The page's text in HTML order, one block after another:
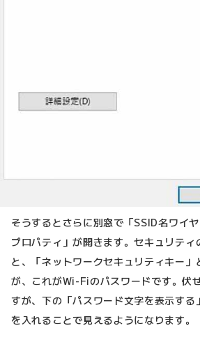
そうするとさらに別窓で「SSID名ワイ
プロパティ」が開きます。セキュリティ
と、「ネットワークセキュリティキー」
が、これがWi-Fiのパスワードです。伏
すが、下の「パスワード文字を表示する
を入れることで見えるようになります。